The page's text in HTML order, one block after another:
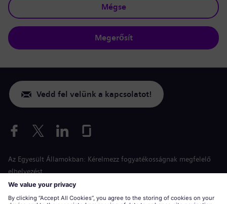
Mégse
Megerősít
Vedd fel velünk a kapcsolatot!
Az Egyesült Államokban: Kérelmezz fogyatékosságnak megfelelő
elhelyezést
Esélyegyenlőség a jelentkezés során
siemens-energy.comGlobális weboldal